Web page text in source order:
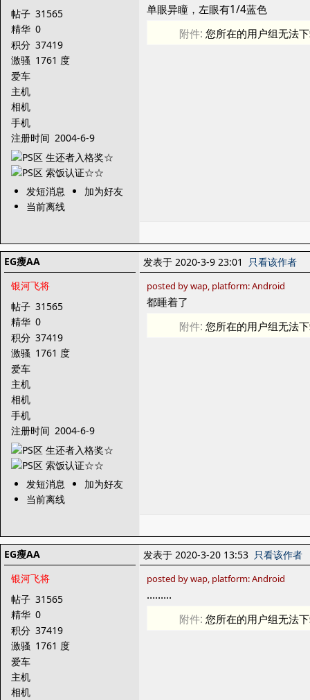
帖子 31565
精华 0
积分 37419
激骚 1761 度
爱车
主机
相机
手机
注册时间 2004-6-9
发短消息
加为好友
当前离线
单眼异瞳，左眼有1/4蓝色
附件:您所在的用户组无法
EG瘦AA
银河飞将
帖子 31565
精华 0
积分 37419
激骚 1761 度
爱车
主机
相机
手机
注册时间 2004-6-9
发短消息
加为好友
当前离线
发表于 2020-3-9 23:01 只看该作者
posted by wap, platform: Android
都睡着了
附件:您所在的用户组无法
EG瘦AA
银河飞将
帖子 31565
精华 0
积分 37419
激骚 1761 度
爱车
主机
相机
发表于 2020-3-20 13:53 只看该作者
posted by wap, platform: Android
………
附件:您所在的用户组无法